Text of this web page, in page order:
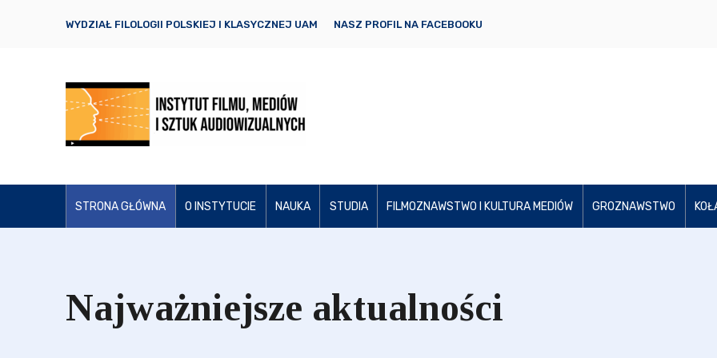
WYDZIAŁ FILOLOGII POLSKIEJ I KLASYCZNEJ UAM NASZ PROFIL NA FACEBOOKU
STRONA GŁÓWNA O INSTYTUCIE NAUKA STUDIA FILMOZNAWSTWO I KULTURA MEDIÓW GROZNAWSTWO
Najważniejsze aktualności